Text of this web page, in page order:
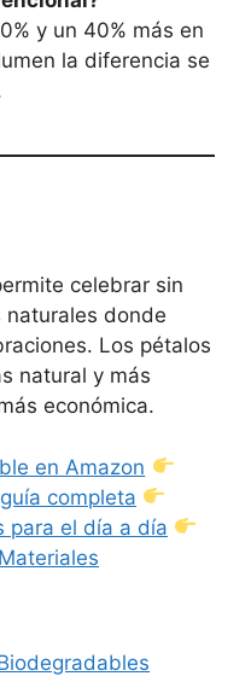
y un 40% más en
la diferencia se
celebrar sin
naturales donde
Los pétalos
natural y más
económica.
en Amazon
completa
para el día a día